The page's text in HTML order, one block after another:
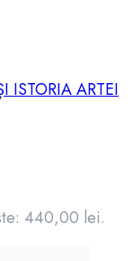
ISTORIA ARTEI
440,00 lei.